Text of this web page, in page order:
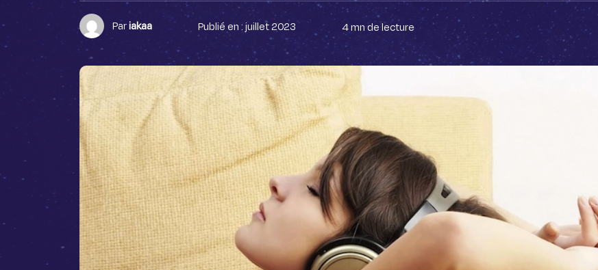
Pariakaa Publié en : juillet 2023 4 mn de lecture